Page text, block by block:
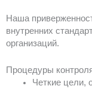
Наша
внутренних
организаций.
Процедуры
Четкие цели,